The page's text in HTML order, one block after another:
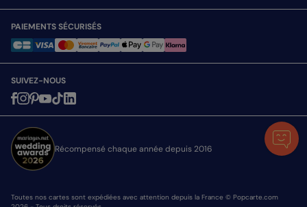
PAIEMENTS SÉCURISÉS
SUIVEZ-NOUS
Récompensé chaque année depuis 2016
Toutes nos cartes sont expédiées avec attention depuis la France © Popcarte.com